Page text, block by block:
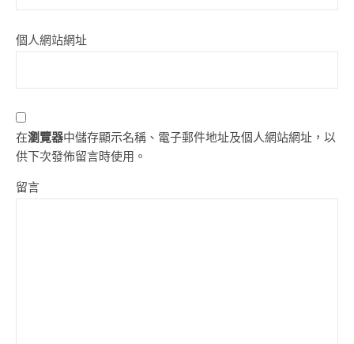
個人網站網址
在瀏覽器中儲存顯示名稱、電子郵件地址及個人網站網址，以
供下次發佈留言時使用。
留言